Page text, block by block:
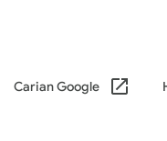
Carian Google